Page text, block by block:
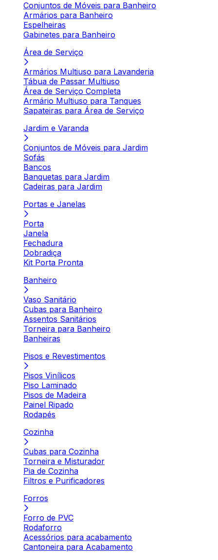
Conjuntos de Móveis para Banheiro
Armários para Banheiro
Espelheiras
Gabinetes para Banheiro
Área de Serviço
Armários Multiuso para Lavanderia
Tábua de Passar Multiuso
Área de Serviço Completa
Armário Multiuso para Tanques
Sapateiras para Área de Serviço
Jardim e Varanda
Conjuntos de Móveis para Jardim
Sofás
Bancos
Banquetas para Jardim
Cadeiras para Jardim
Portas e Janelas
Porta
Janela
Fechadura
Dobradiça
Kit Porta Pronta
Banheiro
Vaso Sanitário
Cubas para Banheiro
Assentos Sanitários
Torneira para Banheiro
Banheiras
Pisos e Revestimentos
Pisos Vinílicos
Piso Laminado
Pisos de Madeira
Painel Ripado
Rodapés
Cozinha
Cubas para Cozinha
Torneira e Misturador
Pia de Cozinha
Filtros e Purificadores
Forros
Forro de PVC
Rodaforro
Acessórios para acabamento
Cantoneira para Acabamento